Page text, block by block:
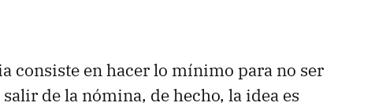
consiste en hacer lo mínimo para no ser
de la nómina, de hecho, la idea es